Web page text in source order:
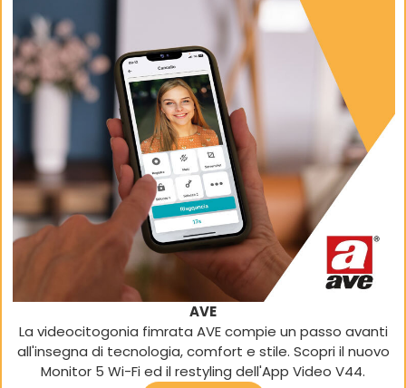
AVE
La videocitogonia fimrata AVE compie un passo avanti
all'insegna di tecnologia, comfort e stile. Scopri il nuovo
Monitor 5 Wi-Fi ed il restyling dell'App Video V44.